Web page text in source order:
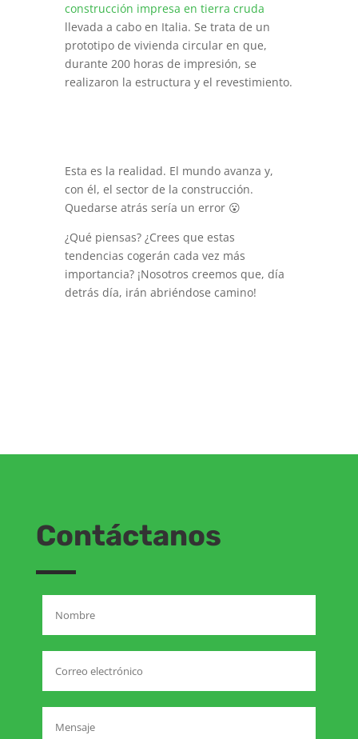
construcción impresa en tierra cruda
llevada a cabo en Italia. Se trata de un
prototipo de vivienda circular en que,
durante 200 horas de impresión, se
realizaron la estructura y el revestimiento.
Esta es la realidad. El mundo avanza y,
con él, el sector de la construcción.
Quedarse atrás sería un error 😮
¿Qué piensas? ¿Crees que estas
tendencias cogerán cada vez más
importancia? ¡Nosotros creemos que, día
detrás día, irán abriéndose camino!
Contáctanos